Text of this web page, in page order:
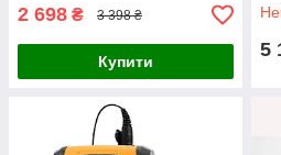
2 698 ₴ 3 398 ₴
Купити
5